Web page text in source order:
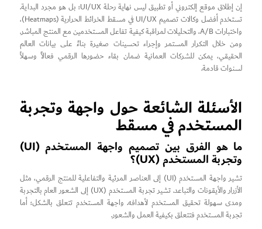
إن إطلاق موقع إلكتروني أو تطبيق ليس نهاية رحلة UI/UX؛ بل هو مجرد البداية.
تستخدم أفضل وكالات تصميم UI/UX في مسقط الخرائط الحرارية (Heatmaps)،
واختبارات A/B، والتحليلات لمراقبة كيفية تفاعل المستخدمين مع المنتج المباشر.
ومن خلال التكرار المستمر وإجراء تحسينات صغيرة بناءً على بيانات العالم
الحقيقي، يمكن للشركات العمانية ضمان بقاء حضورها الرقمي فعالاً وسهلاً
لسنوات قادمة.
الأسئلة الشائعة حول واجهة وتجربة
المستخدم في مسقط
ما هو الفرق بين تصميم واجهة المستخدم (UI)
وتجربة المستخدم (UX)؟
تشير واجهة المستخدم (UI) إلى العناصر المرئية والتفاعلية للمنتج الرقمي، مثل
الأزرار والأيقونات والتباعد. تشير تجربة المستخدم (UX) إلى الشعور العام بالتجربة
ومدى سهولة تحقيق المستخدم لأهدافه. واجهة المستخدم تتعلق بالشكل؛ أما
تجربة المستخدم فتتعلق بكيفية العمل والشعور.